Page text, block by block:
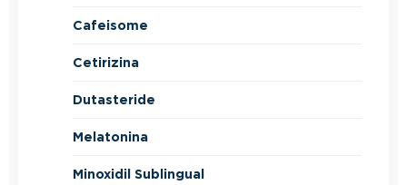
Cafeisome
Cetirizina
Dutasteride
Melatonina
Minoxidil Sublingual